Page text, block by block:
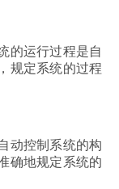
的运行过程是自
规定系统的过程
动控制系统的构
确地规定系统的